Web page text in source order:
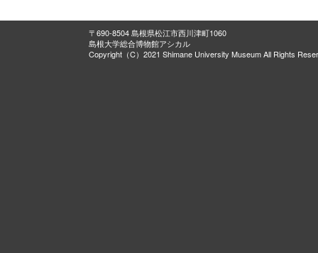
〒690-8504 島根県松江市西川津町1060
島根大学総合博物館アシカル
Copyright（C）2021 Shimane University Museum All Rights